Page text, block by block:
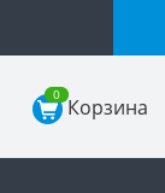
0 Корзина